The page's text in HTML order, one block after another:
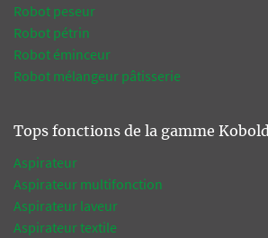
Robot peseur
Robot pétrin
Robot éminceur
Robot mélangeur pâtisserie
Tops fonctions de la gamme Kobold
Aspirateur
Aspirateur multifonction
Aspirateur laveur
Aspirateur textile